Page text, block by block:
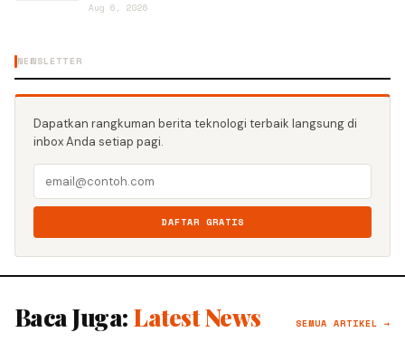
Aug 6, 2026
NEWSLETTER
Dapatkan rangkuman berita teknologi terbaik langsung di
inbox Anda setiap pagi.
DAFTAR GRATIS
Baca Juga: Latest News SEMUA ARTIKEL →